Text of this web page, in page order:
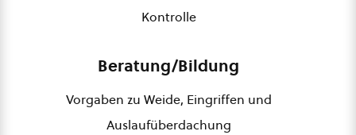
Kontrolle
Beratung/Bildung
Vorgaben zu Weide, Eingriffen und
Auslaufüberdachung